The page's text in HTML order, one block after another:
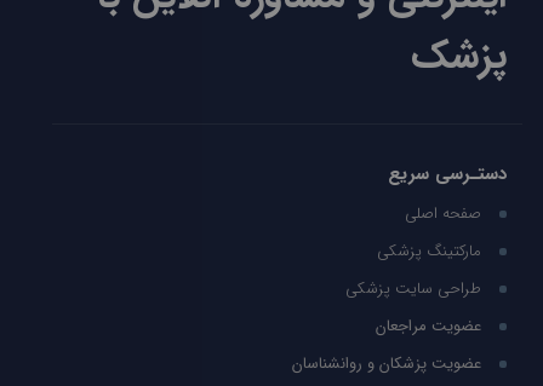
پزشک
دستـرسی سریع
صفحه اصلی
مارکتینگ پزشکی
طراحی سایت پزشکی
عضویت مراجعان
عضویت پزشکان و روانشناسان